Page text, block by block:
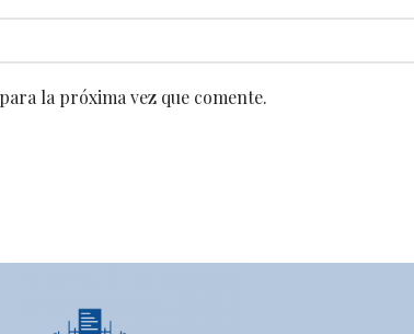
la próxima vez que comente.